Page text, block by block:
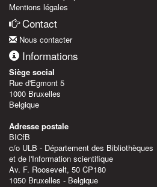
Mentions légales
Contact
Nous contacter
Informations
Siège social
Rue d'Egmont 5
1000 Bruxelles
Belgique
Adresse postale
BICfB
c/o ULB - Département des Bibliothèques
et de l'Information scientifique
Av. F. Roosevelt, 50 CP180
1050 Bruxelles - Belgique